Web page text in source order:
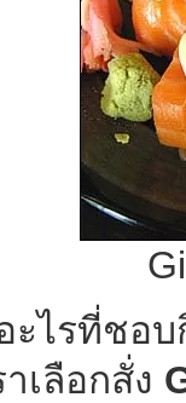
รที่ชอบ
เลือกสั่ง